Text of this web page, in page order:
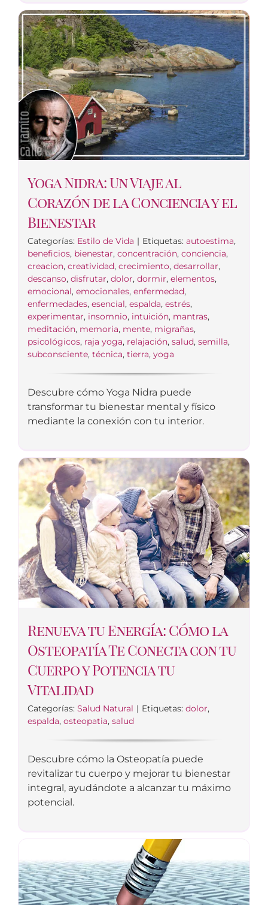
Yoga Nidra: Un Viaje al
Corazón de la Conciencia y el
Bienestar
Categorías: Estilo de Vida | Etiquetas: autoestima,
beneficios, bienestar, concentración, conciencia,
creacion, creatividad, crecimiento, desarrollar,
descanso, disfrutar, dolor, dormir, elementos,
emocional, emocionales, enfermedad,
enfermedades, esencial, espalda, estrés,
experimentar, insomnio, intuición, mantras,
meditación, memoria, mente, migrañas,
psicológicos, raja yoga, relajación, salud, semilla,
subconsciente, técnica, tierra, yoga
Descubre cómo Yoga Nidra puede
transformar tu bienestar mental y físico
mediante la conexión con tu interior.
Renueva tu Energía: Cómo la
Osteopatía Te Conecta con tu
Cuerpo y Potencia tu
Vitalidad
Categorías: Salud Natural | Etiquetas: dolor,
espalda, osteopatia, salud
Descubre cómo la Osteopatía puede
revitalizar tu cuerpo y mejorar tu bienestar
integral, ayudándote a alcanzar tu máximo
potencial.